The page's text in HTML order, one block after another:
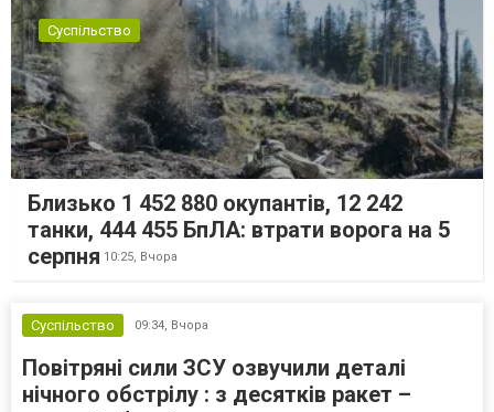
Суспільство
Близько 1 452 880 окупантів, 12 242
танки, 444 455 БпЛА: втрати ворога на 5
серпня 10:25, Вчора
Суспільство 09:34, Вчора
Повітряні сили ЗСУ озвучили деталі
нічного обстрілу : з десятків ракет –